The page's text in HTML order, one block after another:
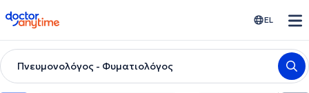
doctoranytime EL
Πνευμονολόγος - Φυματιολόγος